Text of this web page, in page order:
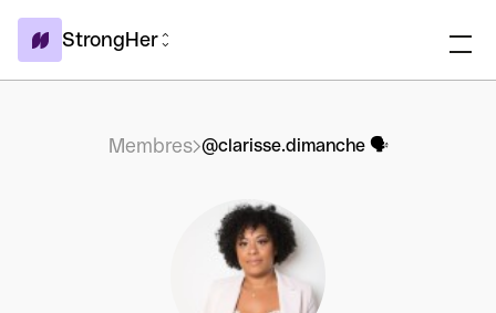
StrongHer
Membres @clarisse.dimanche 🗣